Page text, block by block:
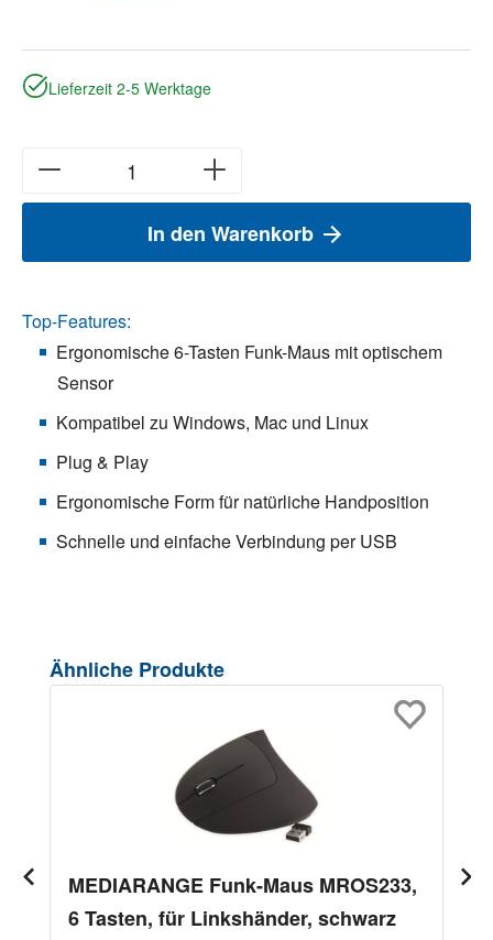
Lieferzeit 2-5 Werktage
In den Warenkorb
Top-Features:
Ergonomische 6-Tasten Funk-Maus mit optischem
Sensor
Kompatibel zu Windows, Mac und Linux
Plug & Play
Ergonomische Form für natürliche Handposition
Schnelle und einfache Verbindung per USB
Produktgalerie überspringen
Ähnliche Produkte
MEDIARANGE Funk-Maus MROS233,
6 Tasten, für Linkshänder, schwarz